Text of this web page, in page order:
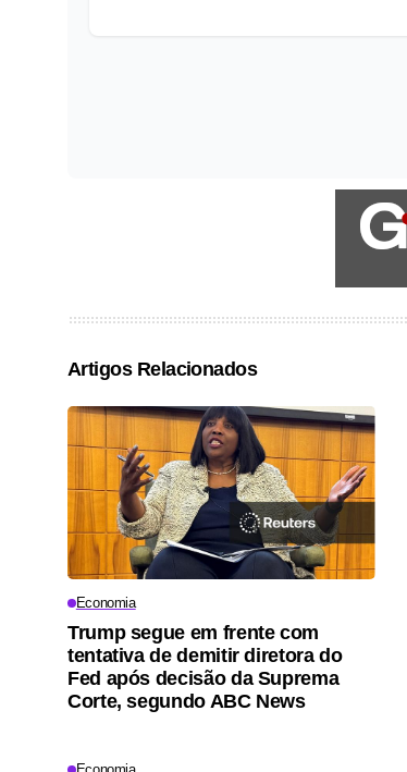
Artigos Relacionados
Economia
Trump segue em frente com
tentativa de demitir diretora do
Fed após decisão da Suprema
Corte, segundo ABC News